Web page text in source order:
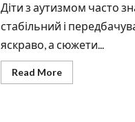
Діти з аутизмом часто
стабільний і
яскраво, а сюжети...
Read MoreRead
more